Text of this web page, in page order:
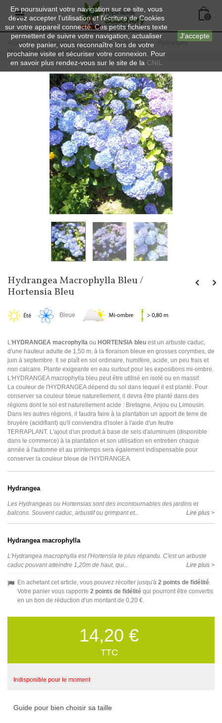
En poursuivant votre navigation sur ce site, vous
devez accepter l’utilisation et l'écriture de Cookies
sur votre appareil connecté. Ces petits fichiers texte
permettent de suivre votre navigation, actualiser
votre panier, vous reconnaître lors de votre
prochaine visite et sécuriser votre connexion. Pour
en savoir plus rendez-vous sur le site de la CNIL
J'accepte
0
Accueil > Les plantes > Arbustes > Hydrangea >
Hydrangea
Macrophylla Bleu / Hortensia Bleu
Hydrangea Macrophylla Bleu /
Hortensia Bleu
Bleue
L'HYDRANGEA macrophylla ou HORTENSIA bleu est un arbuste caduc,
d'une hauteur adulte de 1,50 m, à la floraison bleue en grosses corymbes, de
juin à septembre. Il se plaît en sol ordinaire, humifère, acide, un peu frais et
non calcaire. Plante exigeante en eau surtout pour les expositions mi-ombre.
L'HYDRANGEA macrophylla bleu peut être utilisé en isolé ou en massif.
La couleur de l'HYDRANGEA dépend du sol dans lequel il est planté. Pour
conserver sa couleur bleue naturellement, il devra être planté dans des
régions dont le sol est naturellement acide : Bretagne, Anjou ou Limousin.
Dans les autres régions, il faudra faire à la plantation un apport de terre de
bruyère (acidifiant) qu'il conviendra d'isoler à l'aide d'un feutre
TERRAPLANT. L'ajout d'un produit à base de sels d'aluminuim (disponible
dans le commerce) à la plantation et son utilisation en entretien chaque
année à l'automne et au printemps sera également indispensable pour
conserver la couleur bleue de l'HYDRANGEA.
Hydrangea
Les Hydrangeas ou Hortensias sont des incontournables des jardins et
balcons. Souvent caduc, arbustif ou grimpant et...
Lire plus >
Hydrangea macrophylla
L'Hydrangea macrophylla est l'Hortensia le plus répandu. C'est un arbuste
caduc pouvant atteindre 1,20m de haut, qui...
Lire plus >
En achetant cet article, vous pouvez récolter jusqu'à 2 points de fidélité.
Votre panier vous rapporte 2 points de fidélité qui pourront être convertis
en un bon de réduction d'un montant de 0,20 €.
14,20 €
TTC
Indisponible pour le moment
Guide pour bien choisir sa taille